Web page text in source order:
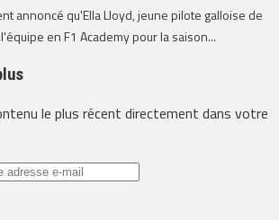
annoncé qu'Ella Lloyd, jeune pilote galloise de
en F1 Academy pour la saison...
le plus récent directement dans votre